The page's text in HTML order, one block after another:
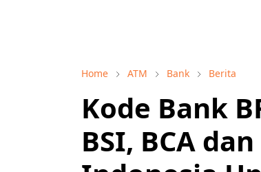
Home ATM Bank Berita
Kode Bank
BSI, BCA